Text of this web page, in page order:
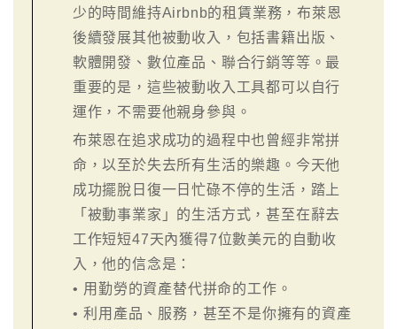
少的時間維持Airbnb的租賃業務，布萊恩
後續發展其他被動收入，包括書籍出版、
軟體開發、數位產品、聯合行銷等等。最
重要的是，這些被動收入工具都可以自行
運作，不需要他親身參與。
布萊恩在追求成功的過程中也曾經非常拼
命，以至於失去所有生活的樂趣。今天他
成功擺脫日復一日忙碌不停的生活，踏上
「被動事業家」的生活方式，甚至在辭去
工作短短47天內獲得7位數美元的自動收
入，他的信念是：
• 用勤勞的資產替代拼命的工作。
• 利用產品、服務，甚至不是你擁有的資產